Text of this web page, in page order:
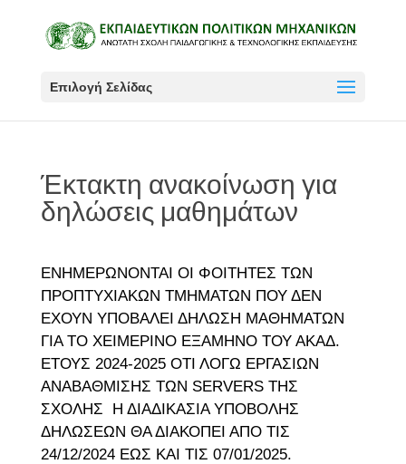
Επιλογή Σελίδας
Έκτακτη ανακοίνωση για
δηλώσεις μαθημάτων
ΕΝΗΜΕΡΩΝΟΝΤΑΙ ΟΙ ΦΟΙΤΗΤΕΣ ΤΩΝ
ΠΡΟΠΤΥΧΙΑΚΩΝ ΤΜΗΜΑΤΩΝ ΠΟΥ ΔΕΝ
ΕΧΟΥΝ ΥΠΟΒΑΛΕΙ ΔΗΛΩΣΗ ΜΑΘΗΜΑΤΩΝ
ΓΙΑ ΤΟ ΧΕΙΜΕΡΙΝΟ ΕΞΑΜΗΝΟ ΤΟΥ ΑΚΑΔ.
ΕΤΟΥΣ 2024-2025 ΟΤΙ ΛΟΓΩ ΕΡΓΑΣΙΩΝ
ΑΝΑΒΑΘΜΙΣΗΣ ΤΩΝ SERVERS ΤΗΣ
ΣΧΟΛΗΣ Η ΔΙΑΔΙΚΑΣΙΑ ΥΠΟΒΟΛΗΣ
ΔΗΛΩΣΕΩΝ ΘΑ ΔΙΑΚΟΠΕΙ ΑΠΟ ΤΙΣ
24/12/2024 ΕΩΣ ΚΑΙ ΤΙΣ 07/01/2025.